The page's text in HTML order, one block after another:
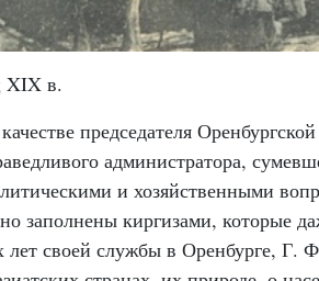
XIX в.
председателя
администратора,
и хозяйственными
заполнены киргизами,
своей службы в Оренбурге, Г.